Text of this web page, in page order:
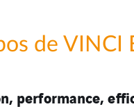
de VINCI
performance,